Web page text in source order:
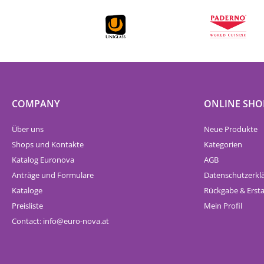
COMPANY
Über uns
Shops und Kontakte
Katalog Euronova
Anträge und Formulare
Kataloge
Preisliste
Contact: info euro-nova.at
ONLINE
Neue Produkte
Kategorien
AGB
Rückgabe &
Mein Profil